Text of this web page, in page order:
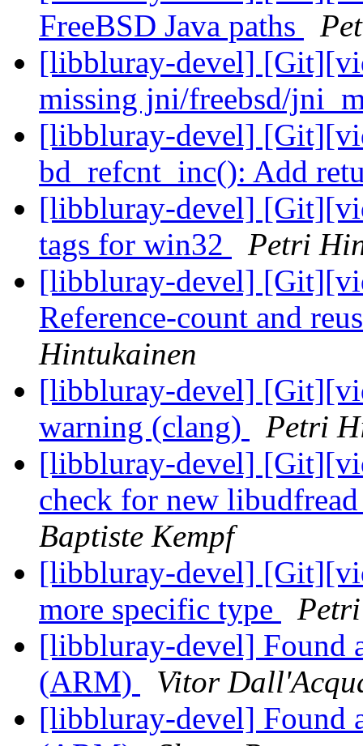
FreeBSD Java paths
[libbluray-devel]
missing jni/freebsd/
[libbluray-devel]
bd_refcnt_inc(): Add
[libbluray-devel]
tags for win32
Petri
[libbluray-devel]
Reference-count and
Hintukainen
[libbluray-devel]
warning (clang)
Petri
[libbluray-devel]
check for new
Baptiste Kempf
[libbluray-devel]
more specific type
[libbluray-devel] Found
(ARM)
Vitor
[libbluray-devel] Found